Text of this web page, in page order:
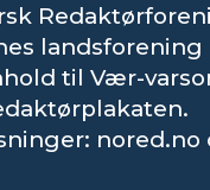
landsforening
til Vær-
nored.no